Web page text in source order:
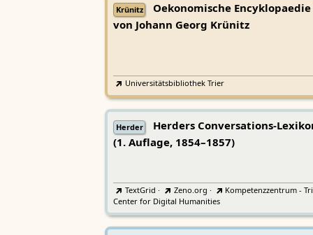
Krünitz
Oekonomische Encyklopaedie
von Johann Georg Krünitz
Universitätsbibliothek Trier
Herder
Herders Conversations-
(1. Auflage, 1854–1857)
TextGrid · Zeno.org ·
Kompetenzzentrum -
Center for Digital Humanities